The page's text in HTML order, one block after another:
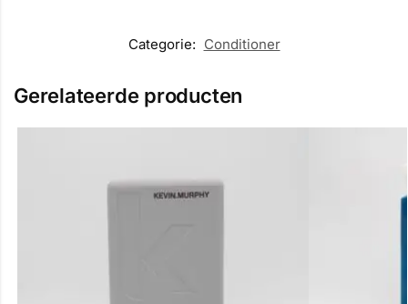
Categorie: Conditioner
Gerelateerde producten